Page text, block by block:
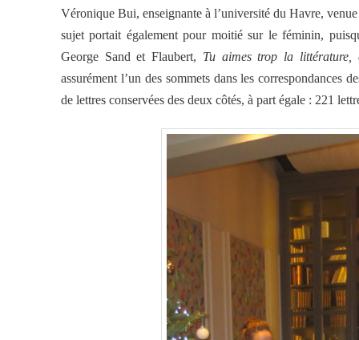
Véronique Bui, enseignante à l’université du Havre,
sujet portait également pour moitié sur le féminin,
George Sand et Flaubert, Tu aimes trop la
assurément l’un des sommets dans les correspondances
de lettres conservées des deux côtés, à part égale : 221